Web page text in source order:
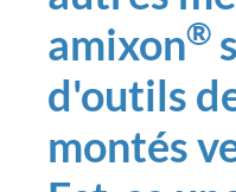
amixon®
d'outils
montés